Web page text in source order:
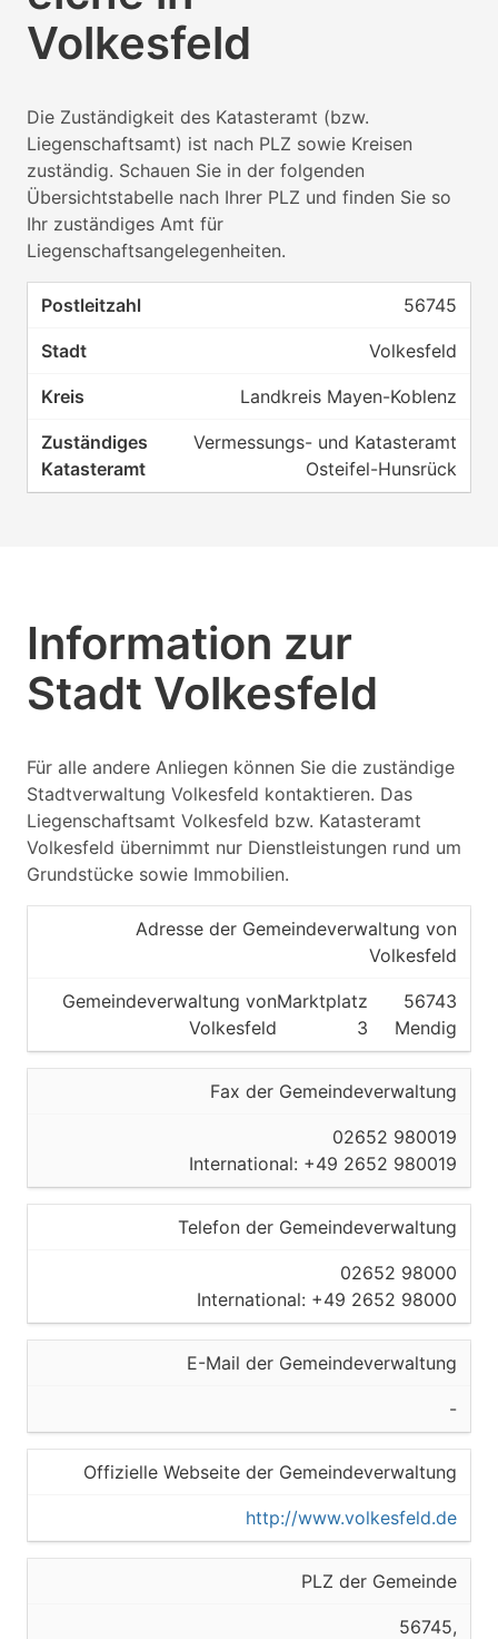
Volkesfeld
Die Zuständigkeit des Katasteramt (bzw.
Liegenschaftsamt) ist nach PLZ sowie Kreisen
zuständig. Schauen Sie in der folgenden
Übersichtstabelle nach Ihrer PLZ und finden Sie so
Ihr zuständiges Amt für
Liegenschaftsangelegenheiten.
56745
Volkesfeld
Landkreis Mayen-Koblenz
Vermessungs- und Katasteramt
Osteifel-Hunsrück
Information zur
Stadt Volkesfeld
Für alle andere Anliegen können Sie die zuständige
Stadtverwaltung Volkesfeld kontaktieren. Das
Liegenschaftsamt Volkesfeld bzw. Katasteramt
Volkesfeld übernimmt nur Dienstleistungen rund um
Grundstücke sowie Immobilien.
Adresse der Gemeindeverwaltung von
Volkesfeld
Gemeindeverwaltung von
Volkesfeld
Marktplatz
3
56743
Mendig
Fax der Gemeindeverwaltung
02652 980019
International: +49 2652 980019
Telefon der Gemeindeverwaltung
02652 98000
International: +49 2652 98000
E-Mail der Gemeindeverwaltung
-
Offizielle Webseite der Gemeindeverwaltung
http://www.volkesfeld.de
PLZ der Gemeinde
56745,